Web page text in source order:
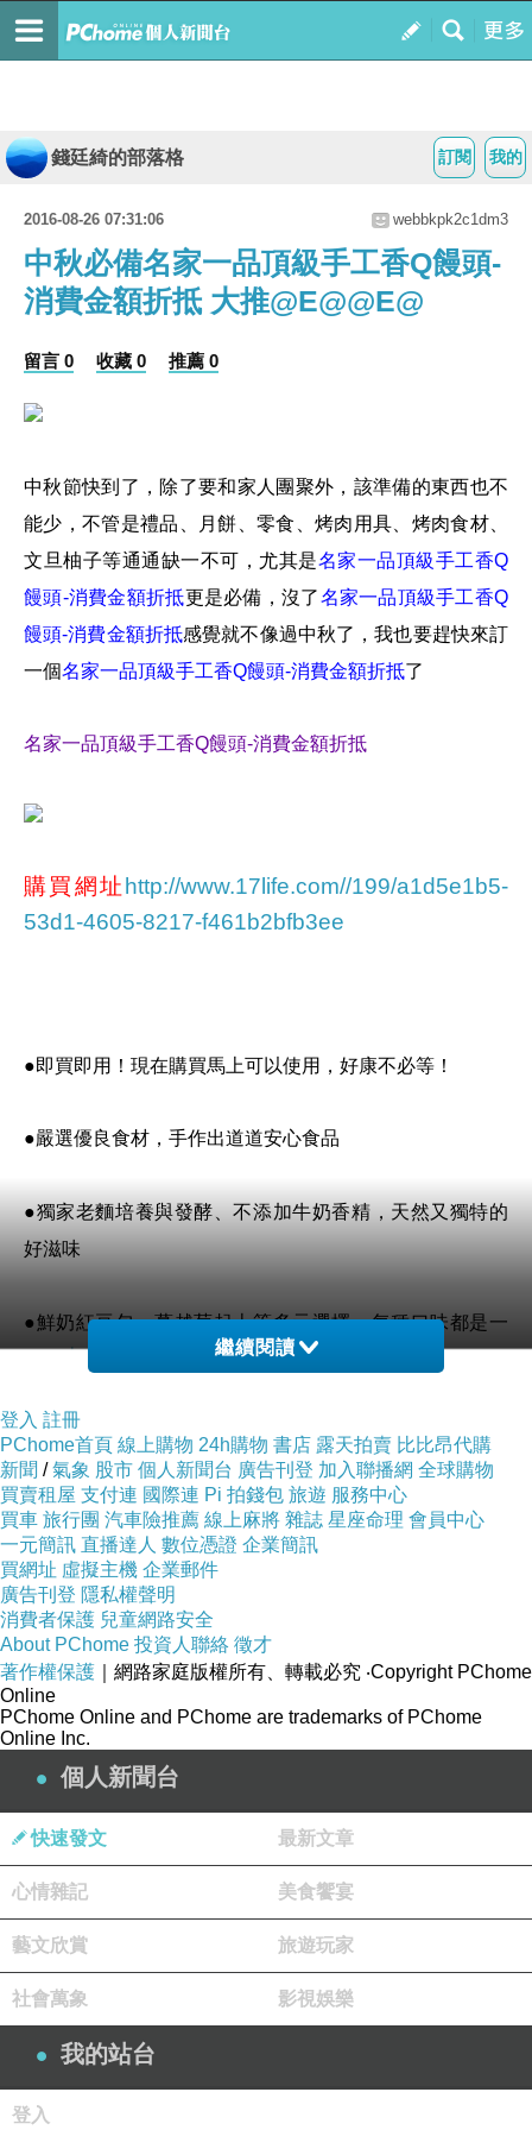
我的
訂閱
錢廷綺的部落格
2016-08-26 07:31:06 webbkpk2c1dm3
中秋必備名家一品頂級手工香Q饅頭-
消費金額折抵 大推@E@@E@
留言 0 收藏 0 推薦 0
中秋節快到了，除了要和家人團聚外，該準備的東西也不
能少， 不管是禮品、月餅、零食、烤肉用具、烤肉食材、
文旦柚子等通通缺一不可， 尤其是名家一品頂級手工香Q
饅頭-消費金額折抵更是必備，沒了名家一品頂級手工香Q
饅頭-消費金額折抵感覺就不像過中秋了，我也要趕快來訂
一個名家一品頂級手工香Q饅頭-消費金額折抵了
名家一品頂級手工香Q饅頭-消費金額折抵
購買網址 http://www.17life.com//199/a1d5e1b5-
53d1-4605-8217-f461b2bfb3ee
●即買即用！現在購買馬上可以使用，好康不必等！
●嚴選優良食材，手作出道道安心食品
●獨家老麵培養與發酵、不添加牛奶香精，天然又獨特的
好滋味
●鮮奶紅豆包、蔓越莓起士等多元選擇，每種口味都是一
中秋禮盒
$88抵用店內$120店內消費金額
※更多MENU請點我
一品滋味，健康又美味
獨家培養的老麵製作發酵，並堅持嚴選高品質食
材，不添加香精與防腐劑，以做給家人食用的心
情，層層把關用心製作出最美味的饅頭，給每位
信任【名家一品頂級手工香Q饅頭】的客人們，
繼續閱讀
登入 註冊
PChome首頁 線上購物 24h購物 書店 露天拍賣 比比昂代購
新聞 /氣象 股市 個人新聞台 廣告刊登 加入聯播網 全球購物
買賣租屋 支付連 國際連 Pi 拍錢包 旅遊 服務中心
買車 旅行團 汽車險推薦 線上麻將 雜誌 星座命理 會員中心
一元簡訊 直播達人 數位憑證 企業簡訊
買網址 虛擬主機 企業郵件
廣告刊登 隱私權聲明
消費者保護 兒童網路安全
About PChome 投資人聯絡 徵才
著作權保護 ｜網路家庭版權所有、轉載必究 ‧Copyright PChome
Online
PChome Online and PChome are trademarks of PChome
Online Inc.
個人新聞台
快速發文 最新文章
心情雜記 美食饗宴
藝文欣賞 旅遊玩家
社會萬象 影視娛樂
我的站台
登入